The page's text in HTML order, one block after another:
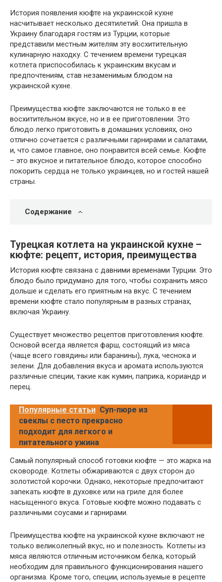
История появления кюфте на украинской кухне
насчитывает несколько десятилетий. Она пришла в
Украину благодаря гостям из Турции, которые
представили местным жителям эту восхитительную
кулинарную находку. С течением времени турецкая
котлета приспособилась к украинским вкусам и
предпочтениям, став незаменимым блюдом на
украинской кухне.
Преимущества кюфте заключаются не только в ее
восхитительном вкусе, но и в ее приготовлении. Это
блюдо легко приготовить в домашних условиях, оно
отлично сочетается с различными гарнирами и салатами,
и, что самое главное, оно понравится всей семье. Кюфте
– это вкусное и питательное блюдо, которое способно
покорить сердца не только украинцев, но и гостей нашей
страны.
Содержание
Турецкая котлета на украинской кухне –
кюфте: рецепт, история, преимущества
История кюфте связана с давними временами Турции. Это
блюдо было придумано для того, чтобы сохранить мясо
дольше и сделать его приятным на вкус. С течением
времени кюфте стало популярным в разных странах,
включая Украину.
Существует множество рецептов приготовления кюфте.
Основой всегда является фарш, состоящий из мяса
(чаще всего говядины или баранины), лука, чеснока и
зелени. Для добавления вкуса и аромата используются
различные специи, такие как кумин, паприка, кориандр и
перец.
Популярные статьи Суп-пюре из
свеклы с песто прекрасно
подходит для легкого и
питательного ужина
Самый популярный способ готовки кюфте — это жарка на
сковороде. Котлеты обжариваются с двух сторон до
золотистой корочки. Однако, некоторые предпочитают
запекать кюфте в духовке или на гриле для более
насыщенного вкуса. Готовые кюфте можно подавать с
различными соусами и гарнирами.
Преимущества кюфте на украинской кухне включают не
только великолепный вкус, но и полезность. Котлеты из
мяса являются отличным источником белка, который
необходим для правильного функционирования нашего
организма. Кроме того, специи, используемые в рецепте